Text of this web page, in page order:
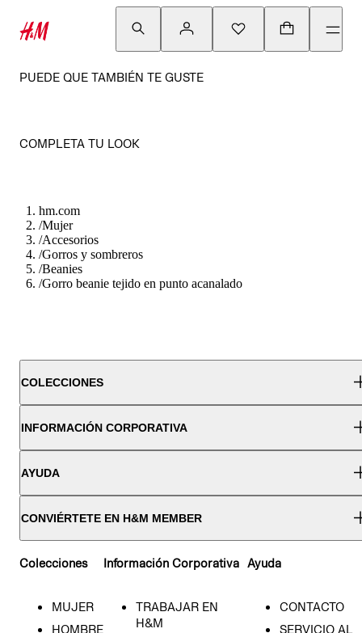
PUEDE QUE TAMBIÉN TE GUSTE
COMPLETA TU LOOK
hm.com
/Mujer
/Accesorios
/Gorros y sombreros
/Beanies
/Gorro beanie tejido en punto acanalado
COLECCIONES
INFORMACIÓN CORPORATIVA
AYUDA
CONVIÉRTETE EN H&M MEMBER
Colecciones
MUJER
HOMBRE
Información Corporativa
TRABAJAR EN
H&M
Ayuda
CONTACTO
SERVICIO AL